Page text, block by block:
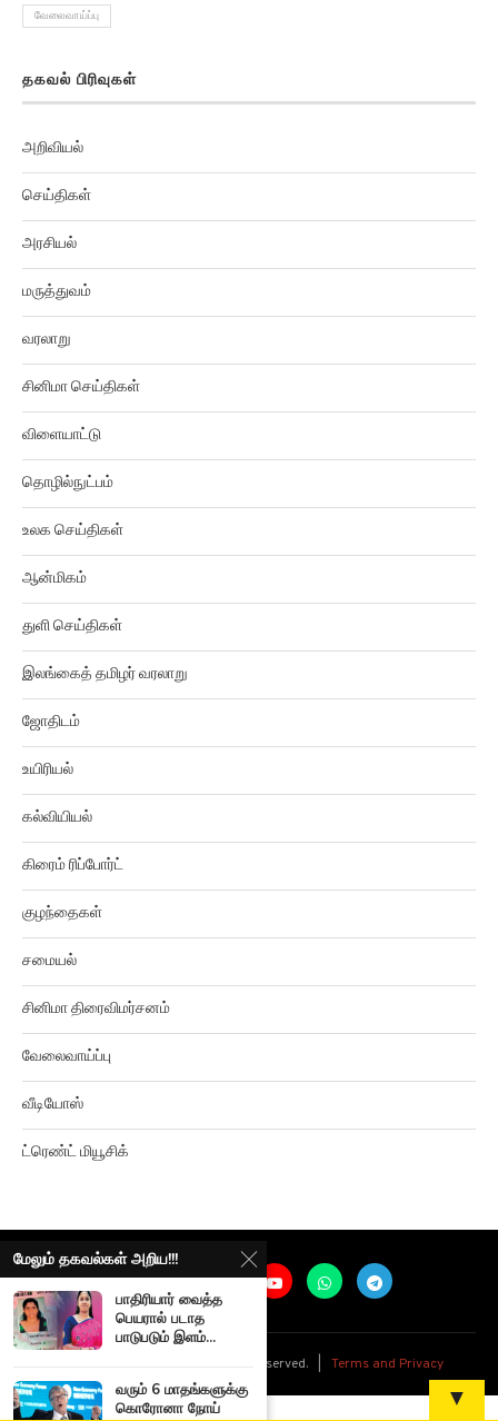
வேலைவாய்ப்பு
தகவல் பிரிவுகள்
அறிவியல்
செய்திகள்
அரசியல்
மருத்துவம்
வரலாறு
சினிமா செய்திகள்
விளையாட்டு
தொழில்நுட்பம்
உலக செய்திகள்
ஆன்மிகம்
துளி செய்திகள்
இலங்கைத் தமிழர் வரலாறு
ஜோதிடம்
உயிரியல்
கல்வியியல்
கிரைம் ரிப்போர்ட்
குழந்தைகள்
சமையல்
சினிமா திரைவிமர்சனம்
வேலைவாய்ப்பு
வீடியோஸ்
ட்ரெண்ட் மியூசிக்
Ariviyalpuram. All rights reserved. | Terms and Privacy
மேலும் தகவல்கள் அறிய!!!
பாதிரியார் வைத்த
பெயரால் படாத
பாடுபடும் இளம்...
வரும் 6 மாதங்களுக்கு
கொரோனா நோய்
▼